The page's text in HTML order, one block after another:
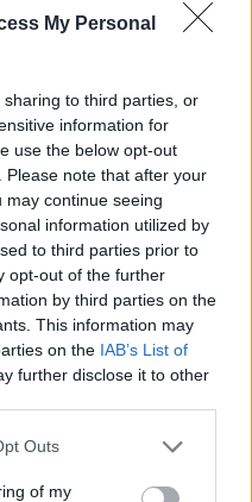
My Personal
to third parties, or
information for
use the below opt-out
note that after your
continue seeing
information utilized by
to third parties prior to
opt-out of the further
by third parties on the
This information may
on the IAB’s List of
further disclose it to other
Outs
of my
para China e